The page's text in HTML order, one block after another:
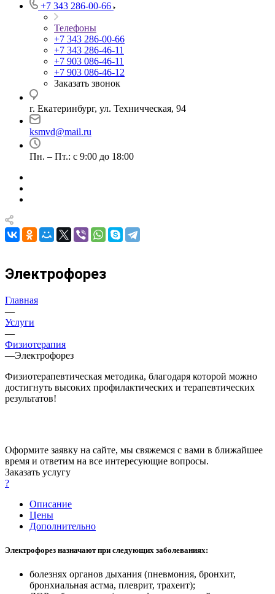
+7 343 286-00-66
Телефоны
+7 343 286-00-66
+7 343 286-46-11
+7 903 086-46-11
+7 903 086-46-12
Заказать звонок
г. Екатеринбург, ул. Техничческая, 94
ksmvd@mail.ru
Пн. – Пт.: с 9:00 до 18:00
Электрофорез
Главная
—
Услуги
—
Физиотерапия
—Электрофорез
Физиотерапевтическая методика, благодаря которой можно
достигнуть высоких профилактических и терапевтических
результатов!
Оформите заявку на сайте, мы свяжемся с вами в ближайшее
время и ответим на все интересующие вопросы.
Заказать услугу
?
Описание
Цены
Дополнительно
Электрофорез назначают при следующих заболеваниях:
болезнях органов дыхания (пневмония, бронхит,
бронхиальная астма, плеврит, трахеит);